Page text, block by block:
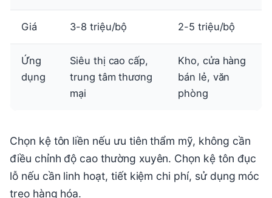
Giá 3-8 triệu/bộ 2-5 triệu/bộ
Ứng
dụng
Siêu thị cao cấp,
trung tâm thương
mại
Kho, cửa hàng
bán lẻ, văn
phòng
Chọn kệ tôn liền nếu ưu tiên thẩm mỹ, không cần
điều chỉnh độ cao thường xuyên. Chọn kệ tôn đục
lỗ nếu cần linh hoạt, tiết kiệm chi phí, sử dụng móc
treo hàng hóa.